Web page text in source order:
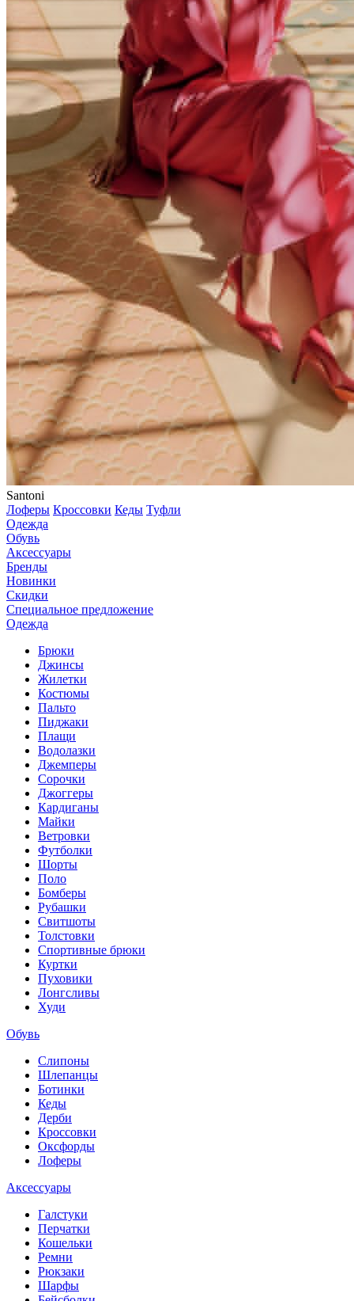
Santoni
Лоферы Кроссовки Кеды Туфли
Одежда
Обувь
Аксессуары
Бренды
Новинки
Скидки
Специальное предложение
Одежда
Брюки
Джинсы
Жилетки
Костюмы
Пальто
Пиджаки
Плащи
Водолазки
Джемперы
Сорочки
Джоггеры
Кардиганы
Майки
Ветровки
Футболки
Шорты
Поло
Бомберы
Рубашки
Свитшоты
Толстовки
Спортивные брюки
Куртки
Пуховики
Лонгсливы
Худи
Обувь
Слипоны
Шлепанцы
Ботинки
Кеды
Дерби
Кроссовки
Оксфорды
Лоферы
Аксессуары
Галстуки
Перчатки
Кошельки
Ремни
Рюкзаки
Шарфы